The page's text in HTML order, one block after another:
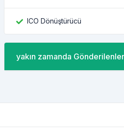
ICO Dönüştürücü
yakın zamanda Gönderilenler